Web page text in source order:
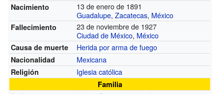
Nacimiento
13 de enero de 1891
Guadalupe,Zacatecas, México
Fallecimiento
23 de noviembre de 1927
Ciudad de México, México
Causa de muerte Herida por arma de fuego
Nacionalidad Mexicana
Religión Iglesia católica
Familia